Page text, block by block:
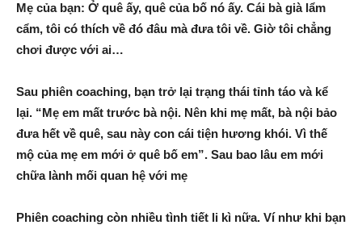
Mẹ của bạn: Ở quê ấy, quê của bố nó ấy. Cái bà già lẩm
cẩm, tôi có thích về đó đâu mà đưa tôi về. Giờ tôi chẳng
chơi được với ai…
Sau phiên coaching, bạn trở lại trạng thái tỉnh táo và kể
lại. “Mẹ em mất trước bà nội. Nên khi mẹ mất, bà nội bảo
đưa hết về quê, sau này con cái tiện hương khói. Vì thế
mộ của mẹ em mới ở quê bố em”. Sau bao lâu em mới
chữa lành mối quan hệ với mẹ
Phiên coaching còn nhiều tình tiết li kì nữa. Ví như khi bạn